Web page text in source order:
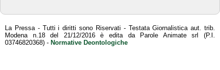
La Pressa - Tutti i diritti sono Riservati - Testata Giornalistica aut. trib.
Modena n.18 del 21/12/2016 è edita da Parole Animate srl (P.I.
03746820368) - Normative Deontologiche